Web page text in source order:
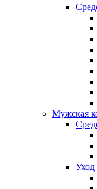
Мужская
Уход